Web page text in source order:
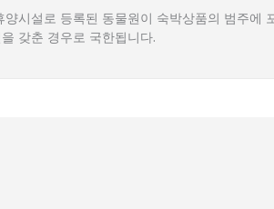
양시설로 등록된 동물원이 숙박상품의 범주에
갖춘 경우로 국한됩니다.